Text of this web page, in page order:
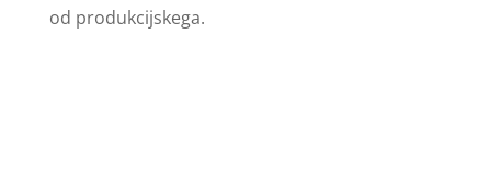
od produkcijskega.